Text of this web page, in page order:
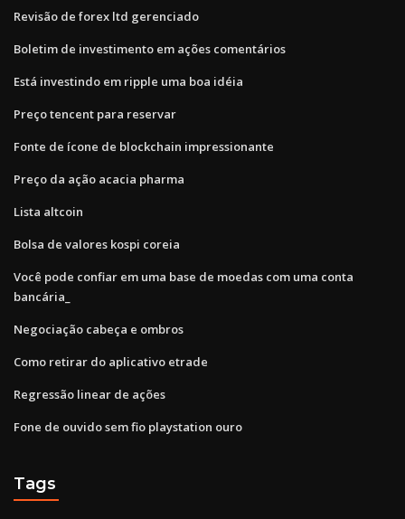
Revisão de forex ltd gerenciado
Boletim de investimento em ações comentários
Está investindo em ripple uma boa idéia
Preço tencent para reservar
Fonte de ícone de blockchain impressionante
Preço da ação acacia pharma
Lista altcoin
Bolsa de valores kospi coreia
Você pode confiar em uma base de moedas com uma conta
bancária_
Negociação cabeça e ombros
Como retirar do aplicativo etrade
Regressão linear de ações
Fone de ouvido sem fio playstation ouro
Tags